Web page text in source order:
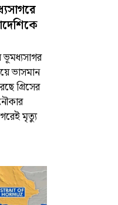
ভাসমান
গ্রিসের
মৃত্যু